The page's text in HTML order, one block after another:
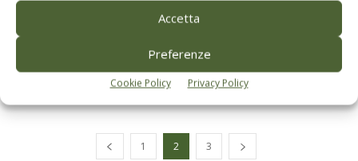
Accetta
Preferenze
Cookie Policy Privacy Policy
Frantoi Aperti in Umbria ha coinvolto con
successo moltissimi appassionati
DiGiuseppe Francesco Sportelli 6 Dicembre 2021
1 2 3